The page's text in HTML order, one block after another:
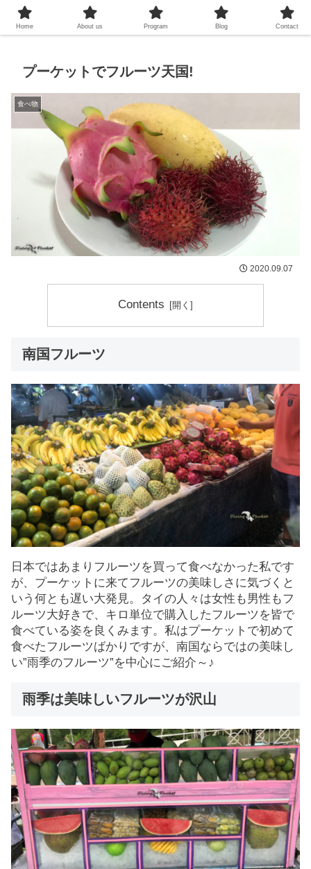
プーケットシュノーケリング教室
プーケットでフルーツ天国!
食べ物
2020.09.07
Contents
南国フルーツ
日本ではあまりフルーツを買って食べなかった私です
が、プーケットに来てフルーツの美味しさに気づくと
いう何とも遅い大発見。タイの人々は女性も男性もフ
ルーツ大好きで、キロ単位で購入したフルーツを皆で
食べている姿を良くみます。私はプーケットで初めて
食べたフルーツばかりですが、南国ならではの美味し
い”雨季のフルーツ”を中心にご紹介～♪
雨季は美味しいフルーツが沢山
Home About us Program Blog Contact